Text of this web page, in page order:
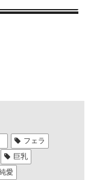
フェラ
巨乳
愛